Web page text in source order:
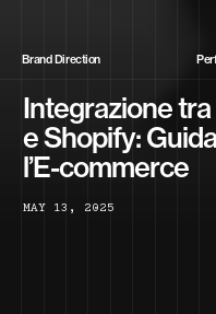
Brand Direction
Integrazione
e Shopify:
l’E-commerce
MAY 13 , 2 0 2 5